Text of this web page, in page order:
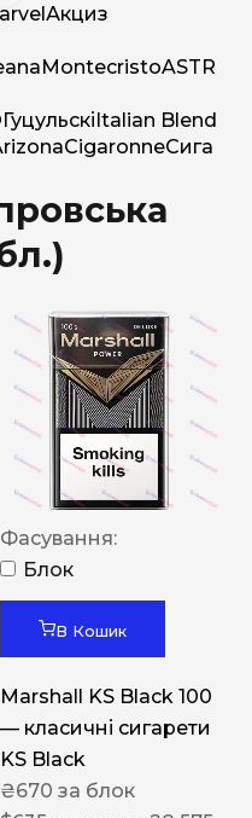
Акциз
MontecristoASTR
Гуцульскі Italian Blend
CigaronneСига
Фасування:
Блок
В Кошик
Marshall KS Black 100
— класичні сигарети
KS Black
₴670 за блок